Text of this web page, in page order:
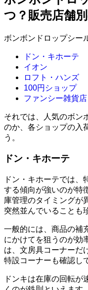
つ？販売店舗
ボンボンドロップシー
ドン・キホーテ
イオン
ロフト・ハンズ
100円ショップ
ファンシー雑貨店
それでは、人気のボン
のか、各ショップの入
う。
ドン・キホーテ
ドン・キホーテでは、
する傾向が強いのが特
庫管理のタイミングが
突然並んでいることも
一般的には、商品の補
にかけてを狙うのが効
は、文房具コーナーだ
特設コーナーも確認し
ドンキは在庫の回転が